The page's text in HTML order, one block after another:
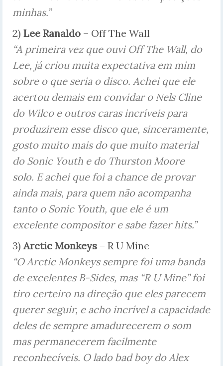
minhas.”
2) Lee Ranaldo – Off The Wall
“A primeira vez que ouvi Off The Wall, do
Lee, já criou muita expectativa em mim
sobre o que seria o disco. Achei que ele
acertou demais em convidar o Nels Cline
do Wilco e outros caras incríveis para
produzirem esse disco que, sinceramente,
gosto muito mais do que muito material
do Sonic Youth e do Thurston Moore
solo. E achei que foi a chance de provar
ainda mais, para quem não acompanha
tanto o Sonic Youth, que ele é um
excelente compositor e sabe fazer hits.”
3) Arctic Monkeys – R U Mine
“O Arctic Monkeys sempre foi uma banda
de excelentes B-Sides, mas “R U Mine” foi
tiro certeiro na direção que eles parecem
querer seguir, e acho incrível a capacidade
deles de sempre amadurecerem o som
mas permanecerem facilmente
reconhecíveis. O lado bad boy do Alex